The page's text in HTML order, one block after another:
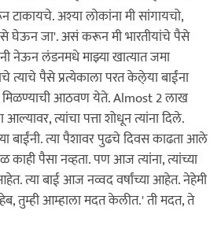
अश्या लोकांना मी सांगायचो,
घेऊन जा'. असं करून मी भारतीयांचे पैसे
नेऊन लंडनमधे माझ्या खात्यात जमा
त्याचे पैसे प्रत्येकाला परत केले्या बाईंना
मिळण्याची आठवण येते. Almost 2 लाख
त्यांचा पत्ता शोधून त्यांना दिले.
बाईंनी. त्या पैशावर पुढचे दिवस काढता आले
काही पैसा नव्हता. पण आज त्यांना, त्यांच्या
त्या बाई आज नव्वद वर्षांच्या आहेत. नेहेमी
तुम्ही आम्हाला मदत केलीत.' ती मदत, ते